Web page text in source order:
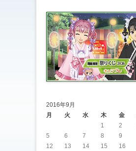
2016年9月
月
火 水 木 金
1
2
5
6 7 8 9
12
13 14 15 16